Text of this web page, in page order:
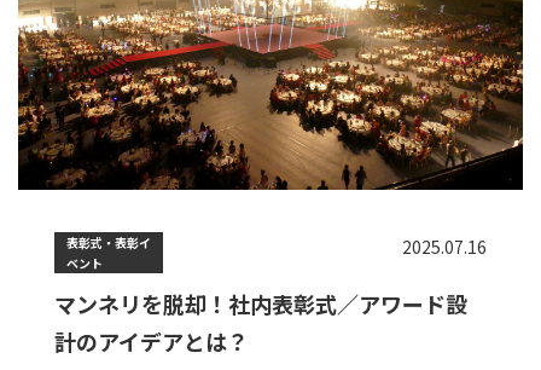
表彰式・表彰イ
ベント
2025.07.16
マンネリを脱却！社内表彰式／アワード設
計のアイデアとは？